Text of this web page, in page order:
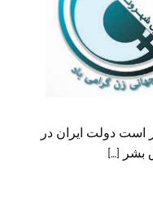
است دولت ایران در
بشر […]